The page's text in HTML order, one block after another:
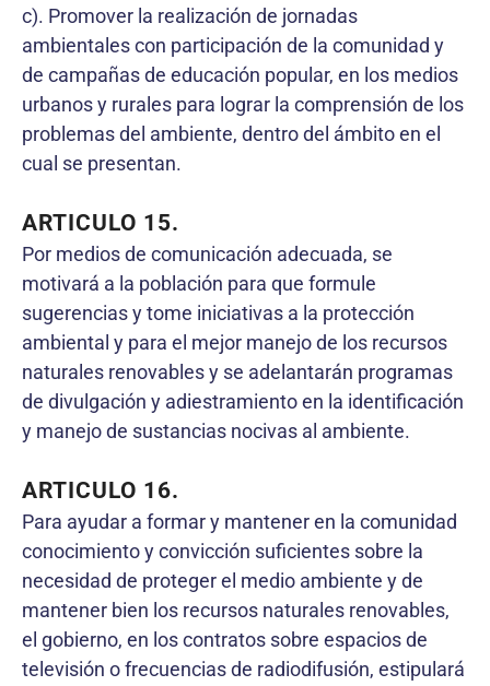
c). Promover la realización de jornadas
ambientales con participación de la comunidad y
de campañas de educación popular, en los medios
urbanos y rurales para lograr la comprensión de los
problemas del ambiente, dentro del ámbito en el
cual se presentan.
ARTICULO 15.
Por medios de comunicación adecuada, se
motivará a la población para que formule
sugerencias y tome iniciativas a la protección
ambiental y para el mejor manejo de los recursos
naturales renovables y se adelantarán programas
de divulgación y adiestramiento en la identificación
y manejo de sustancias nocivas al ambiente.
ARTICULO 16.
Para ayudar a formar y mantener en la comunidad
conocimiento y convicción suficientes sobre la
necesidad de proteger el medio ambiente y de
mantener bien los recursos naturales renovables,
el gobierno, en los contratos sobre espacios de
televisión o frecuencias de radiodifusión, estipulará